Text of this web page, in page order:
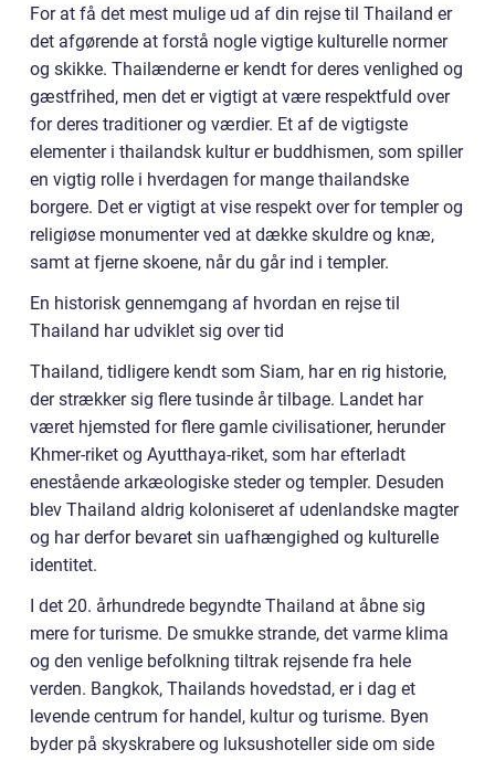
For at få det mest mulige ud af din rejse til Thailand er
det afgørende at forstå nogle vigtige kulturelle normer
og skikke. Thailænderne er kendt for deres venlighed og
gæstfrihed, men det er vigtigt at være respektfuld over
for deres traditioner og værdier. Et af de vigtigste
elementer i thailandsk kultur er buddhismen, som spiller
en vigtig rolle i hverdagen for mange thailandske
borgere. Det er vigtigt at vise respekt over for templer og
religiøse monumenter ved at dække skuldre og knæ,
samt at fjerne skoene, når du går ind i templer.
En historisk gennemgang af hvordan en rejse til
Thailand har udviklet sig over tid
Thailand, tidligere kendt som Siam, har en rig historie,
der strækker sig flere tusinde år tilbage. Landet har
været hjemsted for flere gamle civilisationer, herunder
Khmer-riket og Ayutthaya-riket, som har efterladt
enestående arkæologiske steder og templer. Desuden
blev Thailand aldrig koloniseret af udenlandske magter
og har derfor bevaret sin uafhængighed og kulturelle
identitet.
I det 20. århundrede begyndte Thailand at åbne sig
mere for turisme. De smukke strande, det varme klima
og den venlige befolkning tiltrak rejsende fra hele
verden. Bangkok, Thailands hovedstad, er i dag et
levende centrum for handel, kultur og turisme. Byen
byder på skyskrabere og luksushoteller side om side